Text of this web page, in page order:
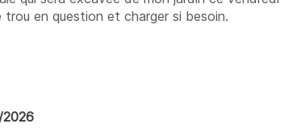
trou en question et charger si besoin.
2026